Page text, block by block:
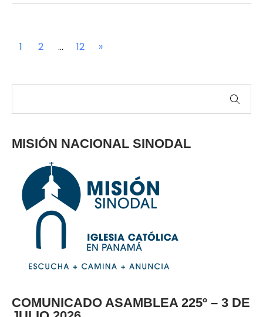
MISIÓN NACIONAL SINODAL
COMUNICADO ASAMBLEA 225º – 3 DE
1 2 … 12 »